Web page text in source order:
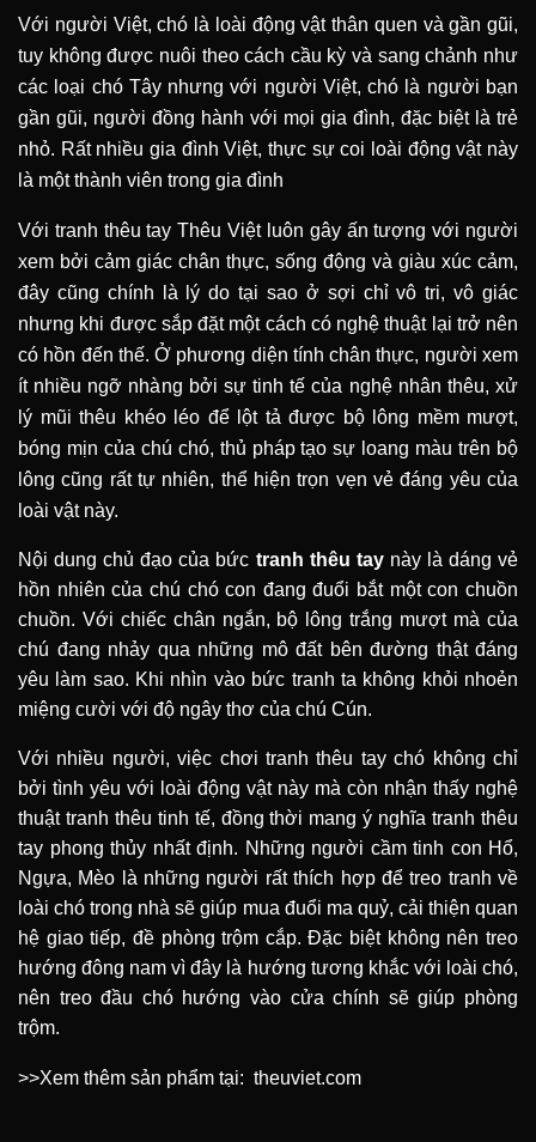
Với người Việt, chó là loài động vật thân quen và gần gũi,
tuy không được nuôi theo cách cầu kỳ và sang chảnh như
các loại chó Tây nhưng với người Việt, chó là người bạn
gần gũi, người đồng hành với mọi gia đình, đặc biệt là trẻ
nhỏ. Rất nhiều gia đình Việt, thực sự coi loài động vật này
là một thành viên trong gia đình
Với tranh thêu tay Thêu Việt luôn gây ấn tượng với người
xem bởi cảm giác chân thực, sống động và giàu xúc cảm,
đây cũng chính là lý do tại sao ở sợi chỉ vô tri, vô giác
nhưng khi được sắp đặt một cách có nghệ thuật lại trở nên
có hồn đến thế. Ở phương diện tính chân thực, người xem
ít nhiều ngỡ nhàng bởi sự tinh tế của nghệ nhân thêu, xử
lý mũi thêu khéo léo để lột tả được bộ lông mềm mượt,
bóng mịn của chú chó, thủ pháp tạo sự loang màu trên bộ
lông cũng rất tự nhiên, thể hiện trọn vẹn vẻ đáng yêu của
loài vật này.
Nội dung chủ đạo của bức tranh thêu taynày là dáng vẻ
hồn nhiên của chú chó con đang đuổi bắt một con chuồn
chuồn. Với chiếc chân ngắn, bộ lông trắng mượt mà của
chú đang nhảy qua những mô đất bên đường thật đáng
yêu làm sao. Khi nhìn vào bức tranh ta không khỏi nhoẻn
miệng cười với độ ngây thơ của chú Cún.
Với nhiều người, việc chơi tranh thêu tay chó không chỉ
bởi tình yêu với loài động vật này mà còn nhận thấy nghệ
thuật tranh thêu tinh tế, đồng thời mang ý nghĩa tranh thêu
tay phong thủy nhất định. Những người cầm tinh con Hổ,
Ngựa, Mèo là những người rất thích hợp để treo tranh về
loài chó trong nhà sẽ giúp mua đuổi ma quỷ, cải thiện quan
hệ giao tiếp, đề phòng trộm cắp. Đặc biệt không nên treo
hướng đông nam vì đây là hướng tương khắc với loài chó,
nên treo đầu chó hướng vào cửa chính sẽ giúp phòng
trộm.
>>Xem thêm sản phẩm tại: theuviet.com